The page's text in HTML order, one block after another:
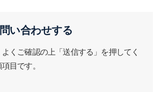
い合わせする
くご確認の上「送信する」を押してく
目です。